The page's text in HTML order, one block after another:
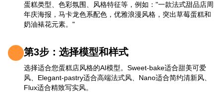
蛋糕类型、色彩氛围、风格特征等，例如："一款法式甜品店周
年庆海报，马卡龙色系配色，优雅浪漫风格，突出草莓蛋糕和
奶油裱花元素。"
第3步：选择模型和样式
选择适合您蛋糕店风格的AI模型。Sweet-bake适合甜美可爱
风、Elegant-pastry适合高端法式风、Nano适合简约清新风、
Flux适合精致写实风。